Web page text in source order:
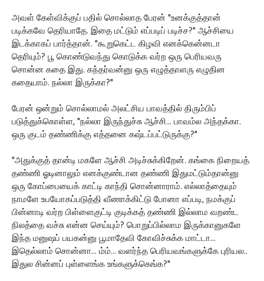
அவள் கேள்விக்குப் பதில் சொல்லாத பேரன் "உனக்குத்தான்
படிக்கவே தெரியாதே. இதை மட்டும் எப்படிப் படிச்ச?" ஆச்சியை
இடக்காகப் பார்த்தான். "கூறுகெட்ட கிழவி எனக்கென்னடா
தெரியும்? பூ கொண்டுவந்து கொடுக்க வர்ற ஒரு பெரியவரு
சொன்ன கதை இது. கந்தர்வன்னு ஒரு எழுத்தாளரு எழுதின
கதையாம். நல்லா இருக்கா?"
பேரன் ஒன்றும் சொல்லாமல் அலட்சிய பாவத்தில் திரும்பிப்
படுத்துக்கொள்ள, "நல்லா இருந்துச்சு ஆச்சி... பாவம்ல அந்தக்கா.
ஒரு குடம் தண்ணிக்கு எத்தனை கஷ்டப்பட்டுருக்கு?"
"அதுக்குத் தான்டி மகளே ஆச்சி அடிச்சுக்கிறேன். கங்கை நிறையத்
தண்ணி ஓடினாலும் எனக்குண்டான தண்ணி இதுமட்டும்தான்னு
ஒரு கோப்பையைக் காட்டி காந்தி சொன்னாராம். எல்லாத்தையும்
நாமளே உபயோகப்படுத்தி வீணாக்கிட்டு போனா எப்படி, நமக்குப்
பின்னாடி வர்ற பிள்ளைகுட்டி குடிக்கத் தண்ணி இல்லாம வறண்ட
நிலத்தை வச்சு என்ன செய்யும்? பொறுப்பில்லாம இருக்கானுகளே
இந்த மனுஷப் பயகன்னு பூமாதேவி கோவிச்சுக்க மாட்டா...
இதெல்லாம் சொன்னா... ம்ம்... வளர்ந்த பெரியவங்களுக்கே புரியல..
இதுல சின்னப் புள்ளைங்க உங்களுக்கெங்க?"